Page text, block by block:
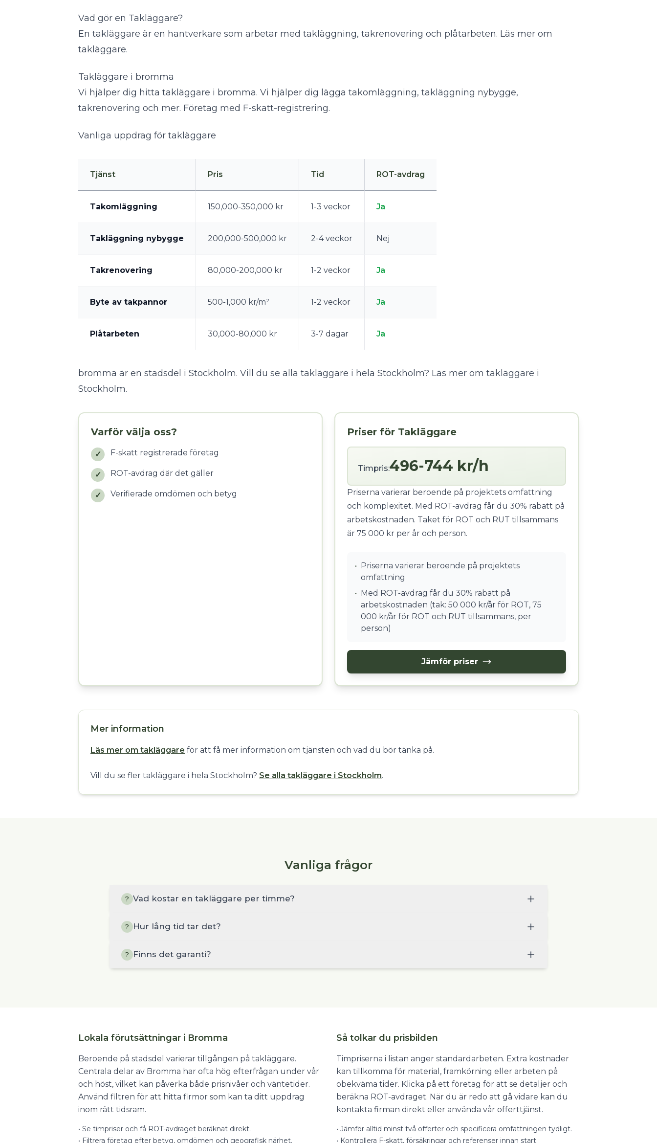
Vad gör en Takläggare?
En takläggare är en hantverkare som arbetar med takläggning, takrenovering och plåtarbeten. Läs mer om
takläggare.
Takläggare i bromma
Vi hjälper dig hitta takläggare i bromma. Vi hjälper dig lägga takomläggning, takläggning nybygge,
takrenovering och mer. Företag med F-skatt-registrering.
Vanliga uppdrag för takläggare
Tjänst Pris Tid ROT-avdrag
Takomläggning 150,000-350,000 kr 1-3 veckor Ja
Takläggning nybygge 200,000-500,000 kr 2-4 veckor Nej
Takrenovering 80,000-200,000 kr 1-2 veckor Ja
Byte av takpannor 500-1,000 kr/m² 1-2 veckor Ja
Plåtarbeten 30,000-80,000 kr 3-7 dagar Ja
bromma är en stadsdel i Stockholm. Vill du se alla takläggare i hela Stockholm? Läs mer om takläggare i
Stockholm.
Varför välja oss?
✓ F-skatt registrerade företag
✓ ROT-avdrag där det gäller
✓ Verifierade omdömen och betyg
Priser för Takläggare
Timpris:496-744 kr/h
Priserna varierar beroende på projektets omfattning
och komplexitet. Med ROT-avdrag får du 30% rabatt på
arbetskostnaden. Taket för ROT och RUT tillsammans
är 75 000 kr per år och person.
• Priserna varierar beroende på projektets
omfattning
• Med ROT-avdrag får du 30% rabatt på
arbetskostnaden (tak: 50 000 kr/år för ROT, 75
000 kr/år för ROT och RUT tillsammans, per
person)
Jämför priser
Mer information
Läs mer om takläggare för att få mer information om tjänsten och vad du bör tänka på.
Vill du se fler takläggare i hela Stockholm? Se alla takläggare i Stockholm.
Vanliga frågor
? Vad kostar en takläggare per timme?
? Hur lång tid tar det?
? Finns det garanti?
Lokala förutsättningar i Bromma
Beroende på stadsdel varierar tillgången på takläggare.
Centrala delar av Bromma har ofta hög efterfrågan under vår
och höst, vilket kan påverka både prisnivåer och väntetider.
Använd filtren för att hitta firmor som kan ta ditt uppdrag
inom rätt tidsram.
• Se timpriser och få ROT-avdraget beräknat direkt.
• Filtrera företag efter betyg, omdömen och geografisk närhet.
Så tolkar du prisbilden
Timpriserna i listan anger standardarbeten. Extra kostnader
kan tillkomma för material, framkörning eller arbeten på
obekväma tider. Klicka på ett företag för att se detaljer och
beräkna ROT-avdraget. När du är redo att gå vidare kan du
kontakta firman direkt eller använda vår offerttjänst.
• Jämför alltid minst två offerter och specificera omfattningen tydligt.
• Kontrollera F-skatt, försäkringar och referenser innan start.